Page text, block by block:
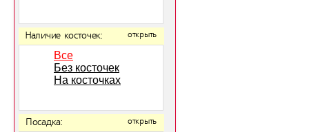
Наличие косточек: открыть
Все
Без косточек
На косточках
Посадка: открыть